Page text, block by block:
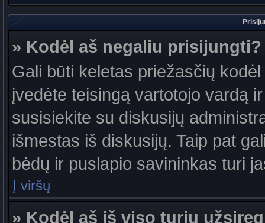
» Kodėl aš negaliu prisijungti?
Gali būti keletas priežasčių
įvedėte teisingą vartotojo vardą
susisiekite su diskusijų
išmestas iš diskusijų. Taip pat
bėdų ir puslapio savininkas turi
Į viršų
» Kodėl aš iš viso turiu